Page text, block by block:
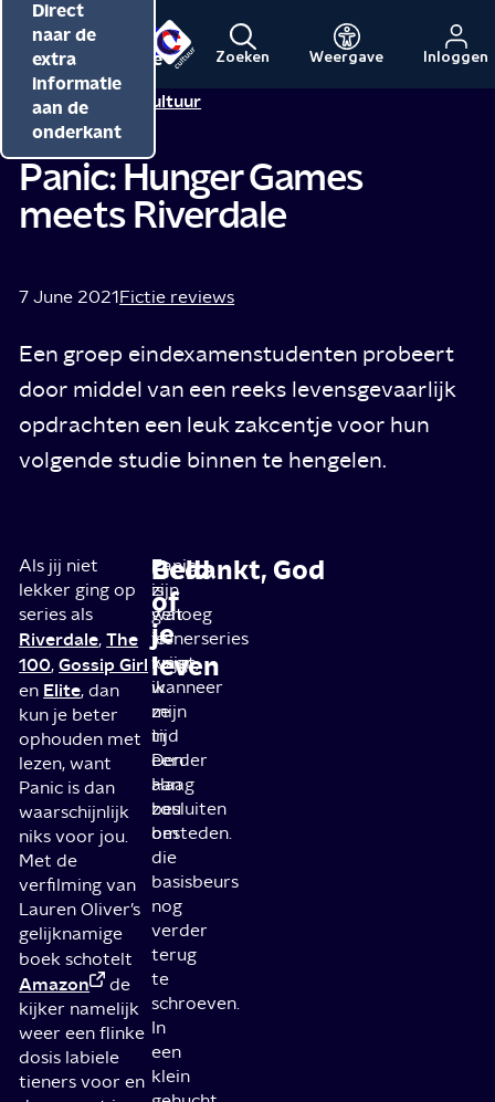
Direct
naar de
inhoud
Direct
naar de
hoofdnavigatie
Direct
naar de
extra
informatie
aan de
onderkant
Menu
Naar
de
beginpagina
NPO
van
NPO
Cultuur
Zoeken Weergave Inloggen
Redactie NPO Cultuur
Panic: Hunger Games
meets Riverdale
7 June 2021Fictie reviews
Een groep eindexamenstudenten probeert
door middel van een reeks levensgevaarlijk
opdrachten een leuk zakcentje voor hun
volgende studie binnen te hengelen.
Als jij niet
lekker ging op
series als
Riverdale,The
100,Gossip Girl
en Elite, dan
kun je beter
ophouden met
lezen, want
Panic is dan
waarschijnlijk
niks voor jou.
Met de
verfilming van
Lauren Oliver’s
gelijknamige
boek schotelt
Amazon
de
kijker namelijk
weer een flinke
dosis labiele
tieners voor en
Geld
of
je
leven
Panic
is
wat
je
krijgt,
wanneer
ze
in
Den
Haag
besluiten
om
die
basisbeurs
nog
verder
terug
te
schroeven.
In
een
klein
Er
zijn
genoeg
tienerseries
waar
ik
mijn
tijd
eerder
aan
zou
besteden.
Bedankt, God